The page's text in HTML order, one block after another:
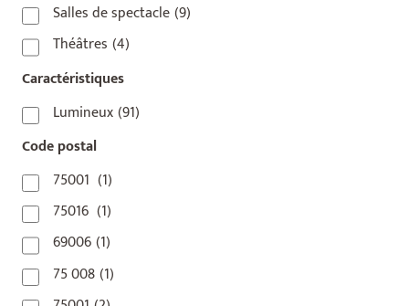
Salles de spectacle(9)
Théâtres (4)
Caractéristiques
Lumineux(91)
Code postal
75001 (1)
75016 (1)
69006(1)
75 008(1)